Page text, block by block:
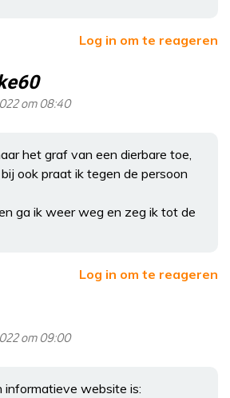
Log in om te reageren
om 08:40
het graf van een dierbare toe,
ook praat ik tegen de persoon
ga ik weer weg en zeg ik tot de
Log in om te reageren
om 09:00
informatieve website is: